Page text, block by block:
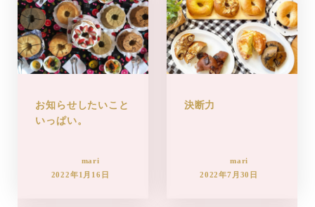
お知らせしたいこと
いっぱい。
mari
2022年1月16日
決断力
mari
2022年7月30日